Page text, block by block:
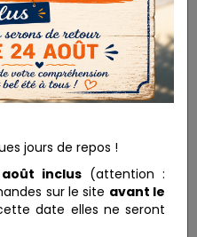
jours de repos !
inclus (attention :
sur le site avant le
date elles ne seront